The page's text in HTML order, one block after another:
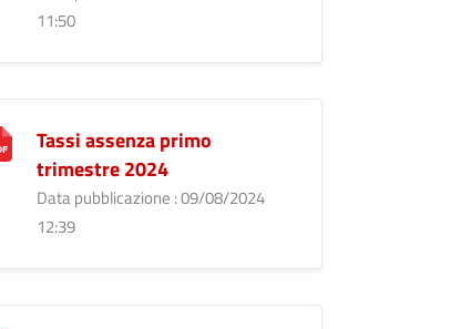
11:50
Tassi assenza primo
trimestre 2024
Data pubblicazione : 09/08/2024
12:39